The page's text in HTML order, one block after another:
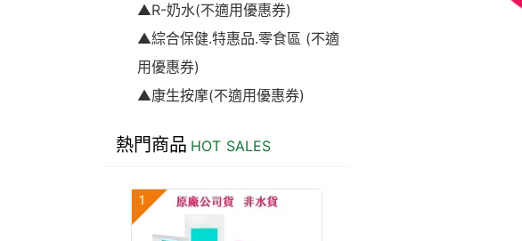
▲R-奶水(不適用優惠券)
▲綜合保健.特惠品.零食區 (不適
用優惠券)
▲康生按摩(不適用優惠券)
熱門商品 HOT SALES
1